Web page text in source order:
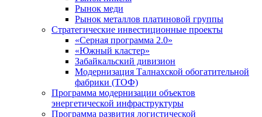
Рынок меди
Рынок металлов платиновой группы
Стратегические инвестиционные проекты
«Серная программа 2.0»
«Южный кластер»
Забайкальский дивизион
Модернизация Талнахской обогатительной
фабрики (ТОФ)
Программа модернизации объектов
энергетической инфраструктуры
Программа развития логистической